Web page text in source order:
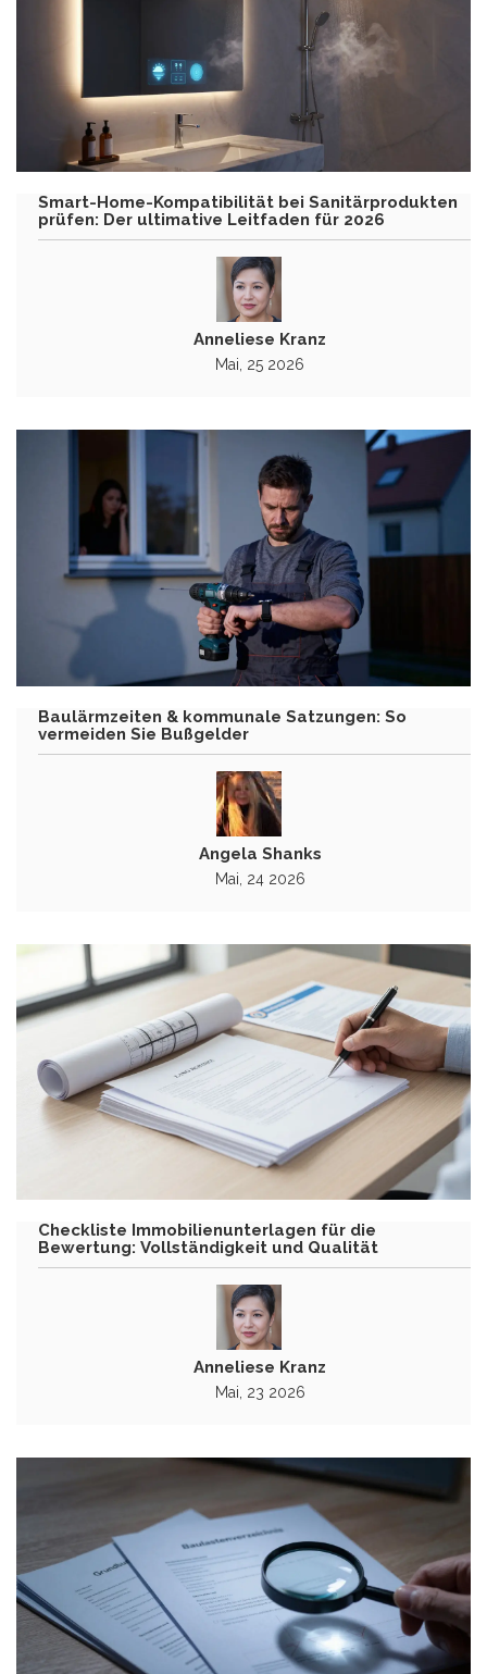
Smart-Home-Kompatibilität bei Sanitärprodukten
prüfen: Der ultimative Leitfaden für 2026
Anneliese Kranz
Mai, 25 2026
Baulärmzeiten & kommunale Satzungen: So
vermeiden Sie Bußgelder
Angela Shanks
Mai, 24 2026
Checkliste Immobilienunterlagen für die
Bewertung: Vollständigkeit und Qualität
Anneliese Kranz
Mai, 23 2026